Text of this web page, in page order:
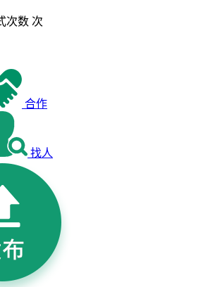
次数 次
合作
找人